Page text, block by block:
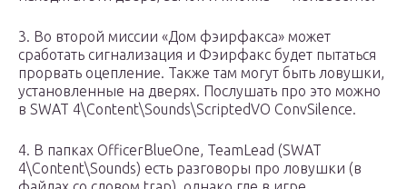
3. Во второй миссии «Дом фэирфакса» может
сработать сигнализация и Фэирфакс будет пытаться
прорвать оцепление. Также там могут быть ловушки,
установленные на дверях. Послушать про это можно
в SWAT 4\Content\Sounds\ScriptedVO ConvSilence.
4. В папках OfficerBlueOne, TeamLead (SWAT
4\Content\Sounds) есть разговоры про ловушки (в